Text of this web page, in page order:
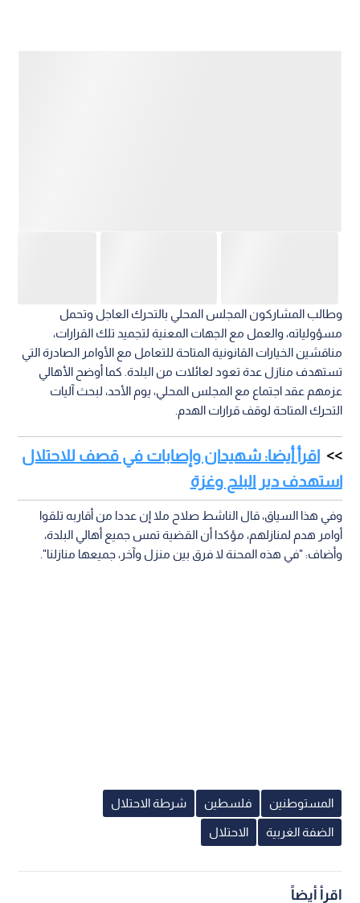
وطالب المشاركون المجلس المحلي بالتحرك العاجل وتحمل
مسؤولياته، والعمل مع الجهات المعنية لتجميد تلك القرارات،
مناقشين الخيارات القانونية المتاحة للتعامل مع الأوامر الصادرة التي
تستهدف منازل عدة تعود لعائلات من البلدة. كما أوضح الأهالي
عزمهم عقد اجتماع مع المجلس المحلي، يوم الأحد، لبحث آليات
التحرك المتاحة لوقف قرارات الهدم.
اقرأ أيضا: شهيدان وإصابات في قصف للاحتلال
استهدف دير البلح وغزة
وفي هذا السياق، قال الناشط صلاح ملا إن عددا من أقاربه تلقوا
أوامر هدم لمنازلهم، مؤكدا أن القضية تمس جميع أهالي البلدة،
وأضاف: "في هذه المحنة لا فرق بين منزل وآخر، جميعها منازلنا".
المستوطنين فلسطين شرطة الاحتلال
الضفة الغربية الاحتلال
اقرأ أيضاً